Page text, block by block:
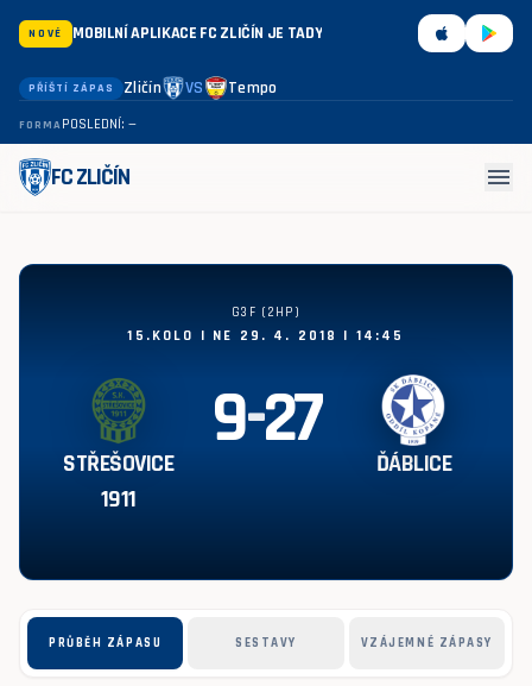
NOVÉ MOBILNÍ APLIKACE FC ZLIČÍN JE TADY
PŘÍŠTÍ ZÁPAS Zličín VS Tempo
FORMAPOSLEDNÍ: —
FC ZLIČÍN menu
Střešovice 1911 - Ďáblice 9:27
G3F (2HP)
15.KOLO | NE 29. 4. 2018 | 14:45
STŘEŠOVICE
1911
9-27 ĎÁBLICE
PRŮBĚH ZÁPASU SESTAVY VZÁJEMNÉ ZÁPASY